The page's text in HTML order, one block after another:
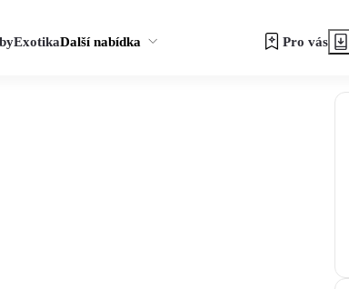
ExotikaDalší nabídka Pro vás